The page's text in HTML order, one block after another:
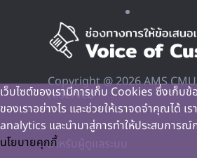
Copyright @ 2026 AMS
reserved
สำหรับผู้ดูแลระบบ
เว็บไซต์ของเรามีการเก็บ Cookies ซึ่งเก็บ
ของเราอย่างไร และช่วยให้เราจดจำคุณได้ เ
analytics และนำมาสู่การทำให้ประสบการณ์
นโยบายคุกกี้